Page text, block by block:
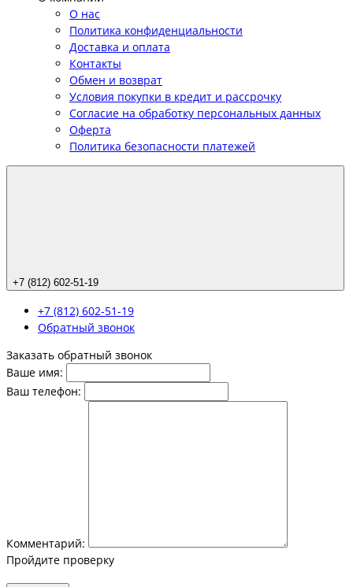
О нас
Политика конфиденциальности
Доставка и оплата
Контакты
Обмен и возврат
Условия покупки в кредит и рассрочку
Согласие на обработку персональных данных
Оферта
Политика безопасности платежей
+7 (812) 602-51-19
+7 (812) 602-51-19
Обратный звонок
Заказать обратный звонок
Ваше имя:
Ваш телефон:
Комментарий:
Пройдите проверку